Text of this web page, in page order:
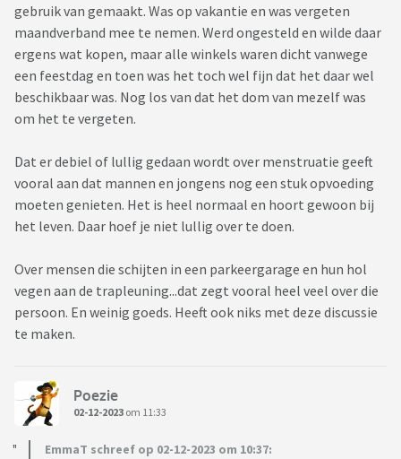
gebruik van gemaakt. Was op vakantie en was vergeten
maandverband mee te nemen. Werd ongesteld en wilde daar
ergens wat kopen, maar alle winkels waren dicht vanwege
een feestdag en toen was het toch wel fijn dat het daar wel
beschikbaar was. Nog los van dat het dom van mezelf was
om het te vergeten.
Dat er debiel of lullig gedaan wordt over menstruatie geeft
vooral aan dat mannen en jongens nog een stuk opvoeding
moeten genieten. Het is heel normaal en hoort gewoon bij
het leven. Daar hoef je niet lullig over te doen.
Over mensen die schijten in een parkeergarage en hun hol
vegen aan de trapleuning...dat zegt vooral heel veel over die
persoon. En weinig goeds. Heeft ook niks met deze discussie
te maken.
Poezie
02-12-2023 om 11:33
EmmaT schreef op 02-12-2023 om 10:37: